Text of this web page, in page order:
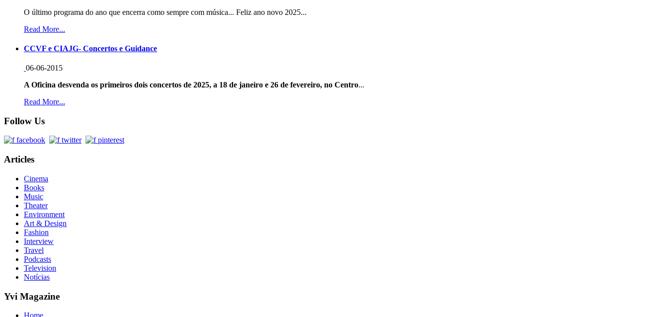
O último programa do ano que encerra como sempre com música... Feliz ano novo 2025...
Read More...
CCVF e CIAJG- Concertos e Guidance
06-06-2015
A Oficina desvenda os primeiros dois concertos de 2025, a 18 de janeiro e 26 de fevereiro, no Centro...
Read More...
Follow Us
Articles
Cinema
Books
Music
Theater
Environment
Art & Design
Fashion
Interview
Travel
Podcasts
Television
Notícias
Yvi Magazine